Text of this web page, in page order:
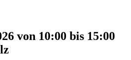
von 10:00 bis 15:00